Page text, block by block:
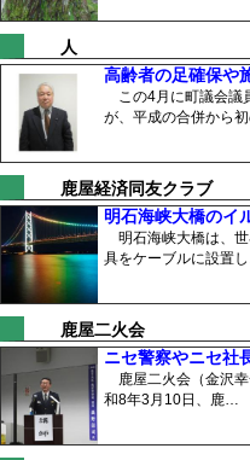
人
高齢者の足確保や
この4月に町議会議
が、平成の合併から
鹿屋経済同友クラブ
明石海峡大橋のイ
明石海峡大橋は、
具をケーブルに設置
鹿屋二火会
ニセ警察やニセ社
鹿屋二火会（金沢
和8年3月10日、鹿…